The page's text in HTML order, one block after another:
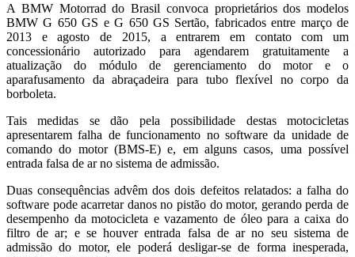
A BMW Motorrad do Brasil convoca proprietários dos modelos
BMW G 650 GS e G 650 GS Sertão, fabricados entre março de
2013 e agosto de 2015, a entrarem em contato com um
concessionário autorizado para agendarem gratuitamente a
atualização do módulo de gerenciamento do motor e o
aparafusamento da abraçadeira para tubo flexível no corpo da
borboleta.
Tais medidas se dão pela possibilidade destas motocicletas
apresentarem falha de funcionamento no software da unidade de
comando do motor (BMS-E) e, em alguns casos, uma possível
entrada falsa de ar no sistema de admissão.
Duas consequências advêm dos dois defeitos relatados: a falha do
software pode acarretar danos no pistão do motor, gerando perda de
desempenho da motocicleta e vazamento de óleo para a caixa do
filtro de ar; e se houver entrada falsa de ar no seu sistema de
admissão do motor, ele poderá desligar-se de forma inesperada,